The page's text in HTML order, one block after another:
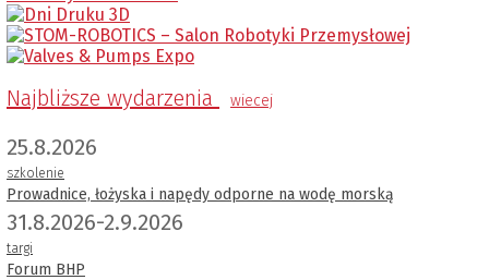
Najbliższe wydarzenia wiecej
25.8.2026
szkolenie
Prowadnice, łożyska i napędy odporne na wodę morską
31.8.2026-2.9.2026
targi
Forum BHP